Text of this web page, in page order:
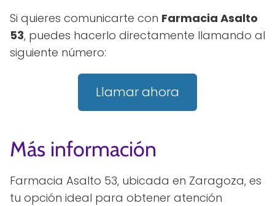
Si quieres comunicarte con Farmacia Asalto
53, puedes hacerlo directamente llamando al
siguiente número:
Llamar ahora
Más información
Farmacia Asalto 53, ubicada en Zaragoza, es
tu opción ideal para obtener atención